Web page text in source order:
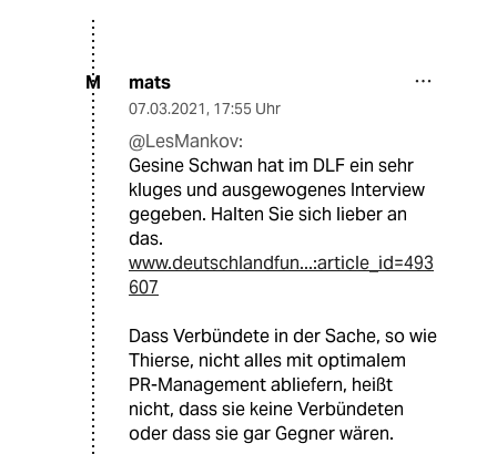
M mats
07.03.2021, 17:55 Uhr
@LesMankov:
Gesine Schwan hat im DLF ein sehr
kluges und ausgewogenes Interview
gegeben. Halten Sie sich lieber an
das.
www.deutschlandfun...:article_id=493
607
Dass Verbündete in der Sache, so wie
Thierse, nicht alles mit optimalem
PR-Management abliefern, heißt
nicht, dass sie keine Verbündeten
oder dass sie gar Gegner wären.